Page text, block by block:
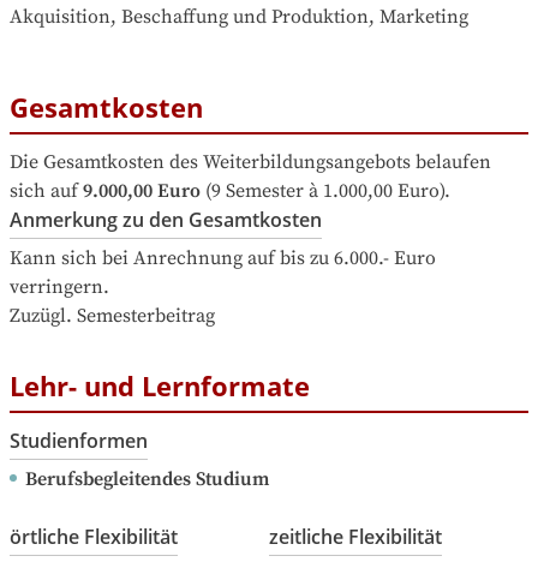
Akquisition, Beschaffung und Produktion, Marketing
Gesamtkosten
Die Gesamtkosten des Weiterbildungsangebots belaufen
sich auf 9.000,00 Euro (9 Semester à 1.000,00 Euro).
Anmerkung zu den Gesamtkosten
Kann sich bei Anrechnung auf bis zu 6.000.- Euro
verringern.
Zuzügl. Semesterbeitrag
Lehr- und Lernformate
Studienformen
Berufsbegleitendes Studium
örtliche Flexibilität zeitliche Flexibilität